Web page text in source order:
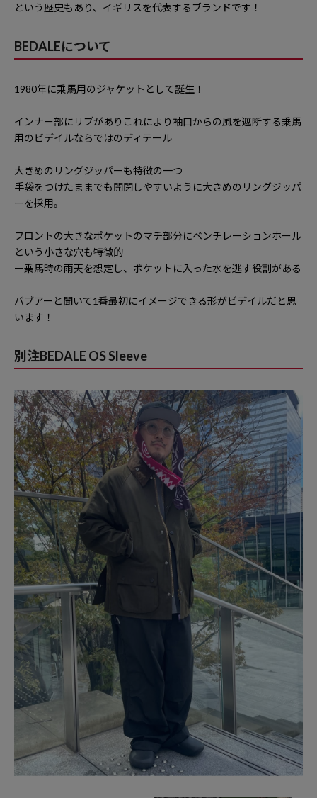
という歴史もあり、イギリスを代表するブランドです！
BEDALEについて
1980年に乗馬用のジャケットとして誕生！
インナー部にリブがありこれにより袖口からの風を遮断する乗馬
用のビデイルならではのディテール
大きめのリングジッパーも特徴の一つ
手袋をつけたままでも開閉しやすいように大きめのリングジッパ
ーを採用。
フロントの大きなポケットのマチ部分にベンチレーションホール
という小さな穴も特徴的
ー乗馬時の雨天を想定し、ポケットに入った水を逃す役割がある
バブアーと聞いて1番最初にイメージできる形がビデイルだと思
います！
別注BEDALE OS Sleeve